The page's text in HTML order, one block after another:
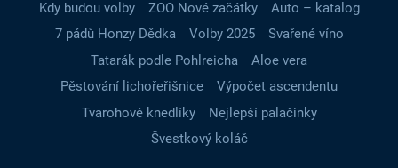
Kdy budou volby
ZOO Nové začátky
Auto – katalog
7 pádů Honzy Dědka
Volby 2025
Svařené víno
Tatarák podle Pohlreicha
Aloe vera
Pěstování lichořeřišnice
Výpočet ascendentu
Tvarohové knedlíky
Nejlepší palačinky
Švestkový koláč